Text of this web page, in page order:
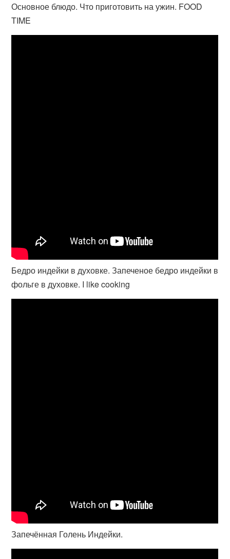
Основное блюдо. Что приготовить на ужин. FOOD
TIME
Бедро индейки в духовке. Запеченое бедро индейки в
фольге в духовке. I like cooking
Запечённая Голень Индейки.